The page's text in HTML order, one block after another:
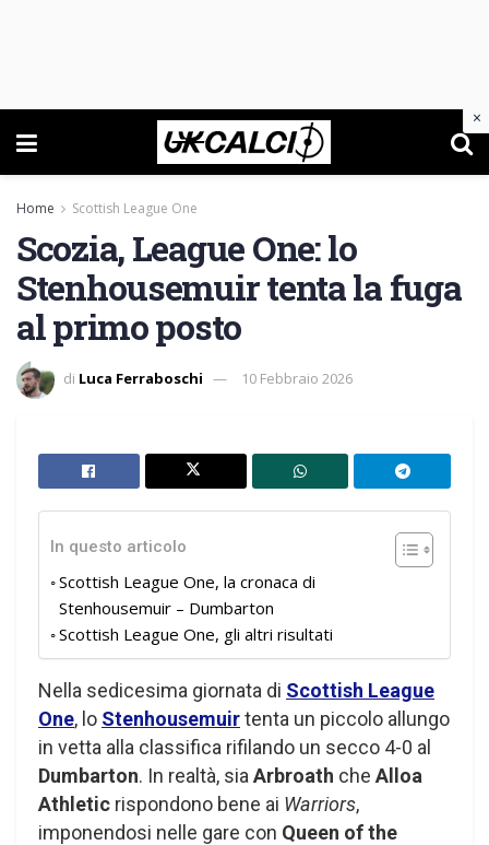
Home Scottish League One
Scozia, League One: lo
Stenhousemuir tenta la fuga
al primo posto
di Luca Ferraboschi 10 Febbraio 2026
In questo articolo
Scottish League One, la cronaca di
Stenhousemuir – Dumbarton
Scottish League One, gli altri risultati
Nella sedicesima giornata di Scottish League
One, lo Stenhousemuirtenta un piccolo allungo
in vetta alla classifica rifilando un secco 4-0 al
Dumbarton. In realtà, sia Arbroath che Alloa
Athletic rispondono bene ai Warriors,
imponendosi nelle gare con Queen of the
×